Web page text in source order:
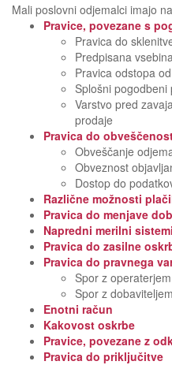
Mali poslovni odjemalci imajo
Pravice, povezane s
Pravica do
Predpisana
Pravica odstopa
Splošni pogodbeni
Varstvo pred
prodaje
Pravica do
Obveščanje
Obveznost
Dostop do
Različne možnosti
Pravica do menjave
Napredni merilni sistemi
Pravica do zasilne
Pravica do pravnega
Spor z operaterjem
Spor z dobaviteljem
Enotni račun
Kakovost oskrbe
Pravice, povezane z
Pravica do priključitve